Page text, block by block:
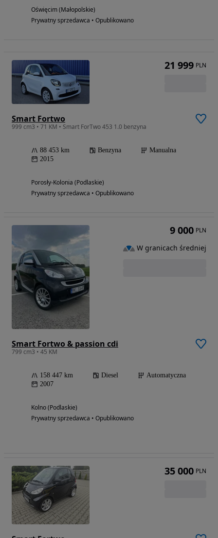
Oświęcim (Małopolskie)
Prywatny sprzedawca • Opublikowano
Smart Fortwo
999 cm3 • 71 KM • Smart ForTwo 453 1.0 benzyna
88 453 km Benzyna
Manualna
2015
Porosły-Kolonia (Podlaskie)
Prywatny sprzedawca • Opublikowano
21 999 PLN
Smart Fortwo & passion cdi
799 cm3 • 45 KM
158 447 km Diesel
Automatyczna
2007
Kolno (Podlaskie)
Prywatny sprzedawca • Opublikowano
9 000 PLN
W granicach średniej
35 000 PLN